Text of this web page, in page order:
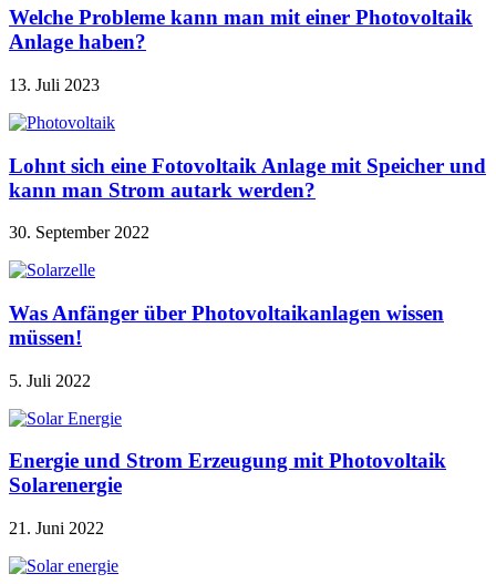
Welche Probleme kann man mit einer Photovoltaik
Anlage haben?
13. Juli 2023
Lohnt sich eine Fotovoltaik Anlage mit Speicher und
kann man Strom autark werden?
30. September 2022
Was Anfänger über Photovoltaikanlagen wissen
müssen!
5. Juli 2022
Energie und Strom Erzeugung mit Photovoltaik
Solarenergie
21. Juni 2022